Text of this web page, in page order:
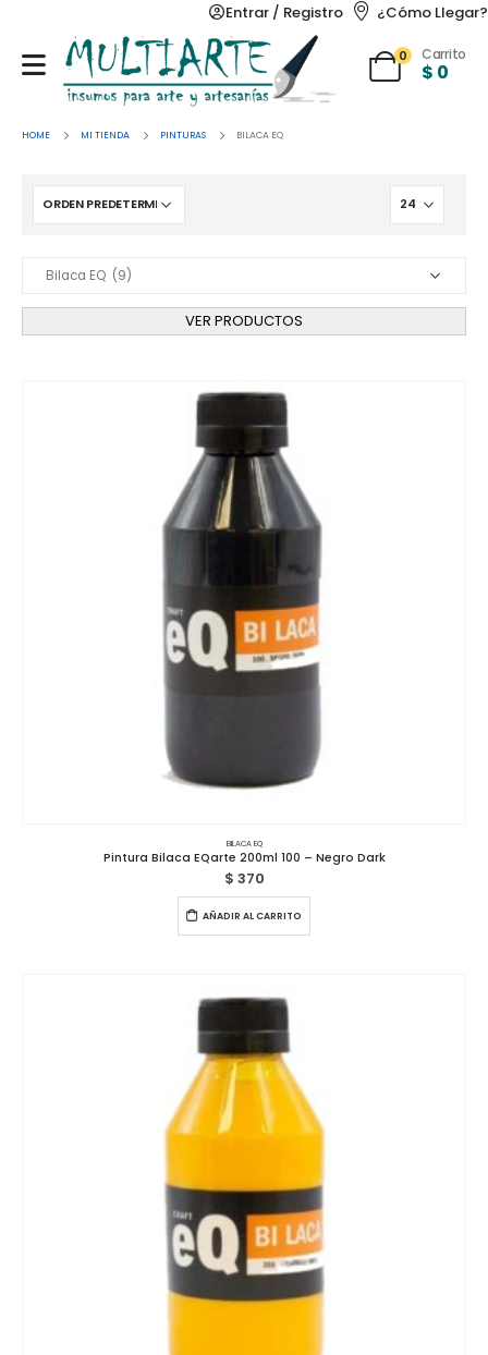
Entrar / Registro ¿Cómo Llegar?
0 Carrito
$ 0
HOME MI TIENDA PINTURAS BILACA EQ
VER PRODUCTOS
BILACA EQ
Pintura Bilaca EQarte 200ml 100 – Negro Dark
$ 370
AÑADIR AL CARRITO